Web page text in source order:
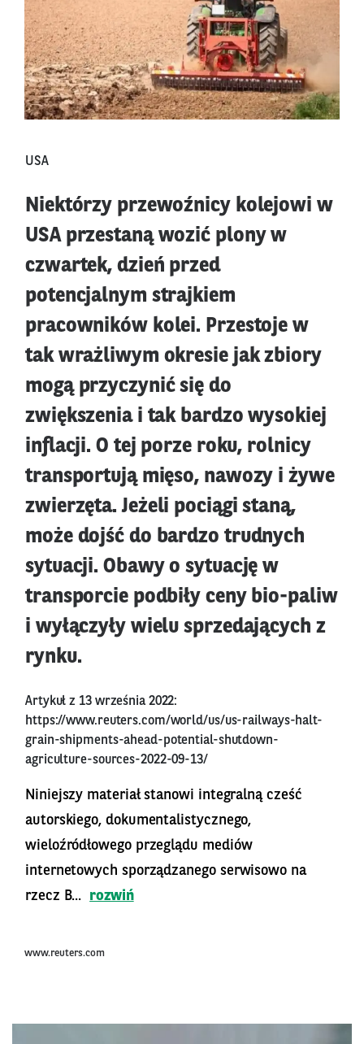
USA
Niektórzy przewoźnicy kolejowi w
USA przestaną wozić plony w
czwartek, dzień przed
potencjalnym strajkiem
pracowników kolei. Przestoje w
tak wrażliwym okresie jak zbiory
mogą przyczynić się do
zwiększenia i tak bardzo wysokiej
inflacji. O tej porze roku, rolnicy
transportują mięso, nawozy i żywe
zwierzęta. Jeżeli pociągi staną,
może dojść do bardzo trudnych
sytuacji. Obawy o sytuację w
transporcie podbiły ceny bio-paliw
i wyłączyły wielu sprzedających z
rynku.
Artykuł z 13 września 2022:
https://www.reuters.com/world/us/us-railways-halt-
grain-shipments-ahead-potential-shutdown-
agriculture-sources-2022-09-13/
Niniejszy materiał stanowi integralną cześć
autorskiego, dokumentalistycznego,
wieloźródłowego przeglądu mediów
internetowych sporządzanego serwisowo na
rzecz B...
rozwiń
www.reuters.com